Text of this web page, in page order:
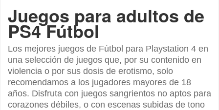
Juegos para adultos de
PS4 Fútbol
Los mejores juegos de Fútbol para Playstation 4 en
una selección de juegos que, por su contenido en
violencia o por sus dosis de erotismo, solo
recomendamos a los jugadores mayores de 18
años. Disfruta con juegos sangrientos no aptos para
corazones débiles, o con escenas subidas de tono